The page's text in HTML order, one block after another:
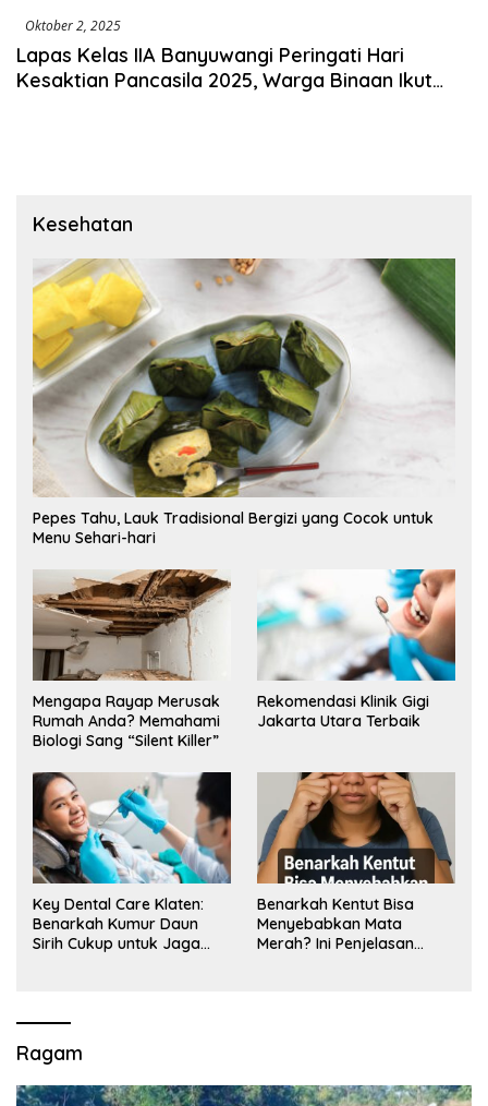
Oktober 2, 2025
Lapas Kelas IIA Banyuwangi Peringati Hari
Kesaktian Pancasila 2025, Warga Binaan Ikut
Kesehatan
Pepes Tahu, Lauk Tradisional Bergizi yang Cocok untuk
Menu Sehari-hari
Mengapa Rayap Merusak
Rumah Anda? Memahami
Biologi Sang “Silent Killer”
Rekomendasi Klinik Gigi
Jakarta Utara Terbaik
Key Dental Care Klaten:
Benarkah Kumur Daun
Sirih Cukup untuk Jaga
Benarkah Kentut Bisa
Menyebabkan Mata
Merah? Ini Penjelasan
Ragam